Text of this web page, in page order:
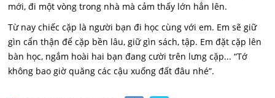
mới, đi một vòng trong nhà mà cảm thấy lớn hẳn lên.
Từ nay chiếc cặp là người bạn đi học cùng với em. Em sẽ giữ
gìn cẩn thận để cặp bền lâu, giữ gìn sách, tập. Em đặt cặp lên
bàn học, ngắm hoài hai bạn đang cười trên lưng cặp... “Tớ
không bao giờ quăng các cậu xuống đất đâu nhé”.